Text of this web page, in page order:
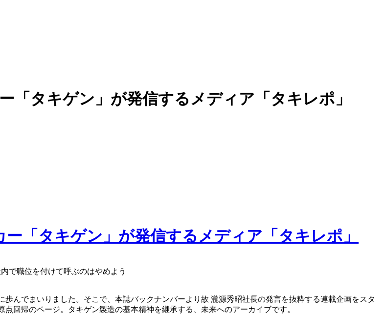
「タキゲン」が発信するメディア「タキレポ」
で職位を付けて呼ぶのはやめよう
んでまいりました。そこで、本誌バックナンバーより故 瀧源秀昭社長の発言を抜粋する連載企画をスタ
回帰のページ。タキゲン製造の基本精神を継承する、未来へのアーカイブです。